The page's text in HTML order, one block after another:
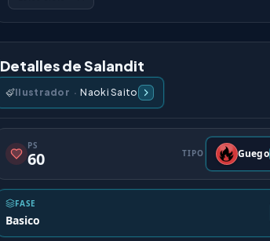
Detalles de Salandit
Ilustrador · Naoki Saito
PS
60 TIPO Guego
FASE
Basico